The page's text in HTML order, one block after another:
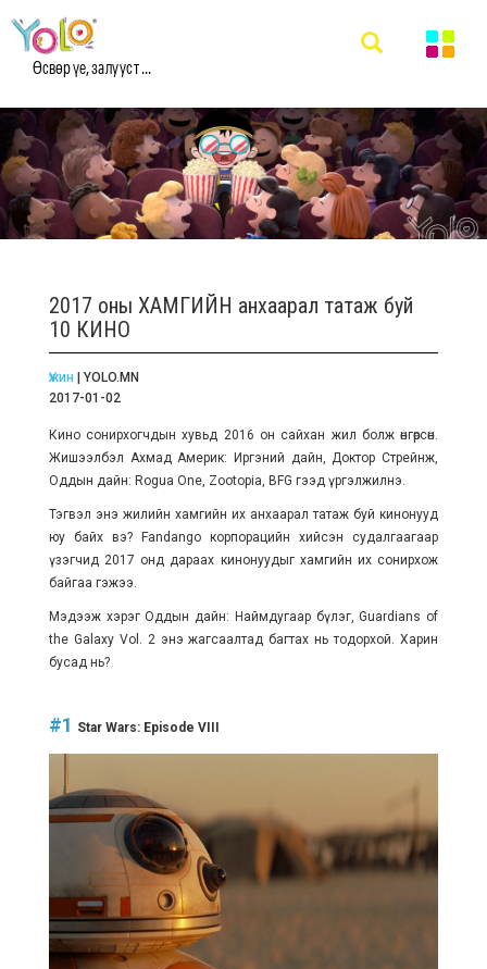
Өсвөр үе, залууст ...
2017 оны ХАМГИЙН анхаарал татаж буй
10 КИНО
Үжин | YOLO.MN
2017-01-02
Кино сонирхогчдын хувьд 2016 он сайхан жил болж өнгөрсөн.
Жишээлбэл Ахмад Америк: Иргэний дайн, Доктор Стрейнж,
Оддын дайн: Rogua One, Zootopia, BFG гээд үргэлжилнэ.
Тэгвэл энэ жилийн хамгийн их анхаарал татаж буй кинонууд
юу байх вэ? Fandango корпорацийн хийсэн судалгаагаар
үзэгчид 2017 онд дараах кинонуудыг хамгийн их сонирхож
байгаа гэжээ.
Мэдээж хэрэг Оддын дайн: Наймдугаар бүлэг, Guardians of
the Galaxy Vol. 2 энэ жагсаалтад багтах нь тодорхой. Харин
бусад нь?
#1 Star Wars: Episode VIII